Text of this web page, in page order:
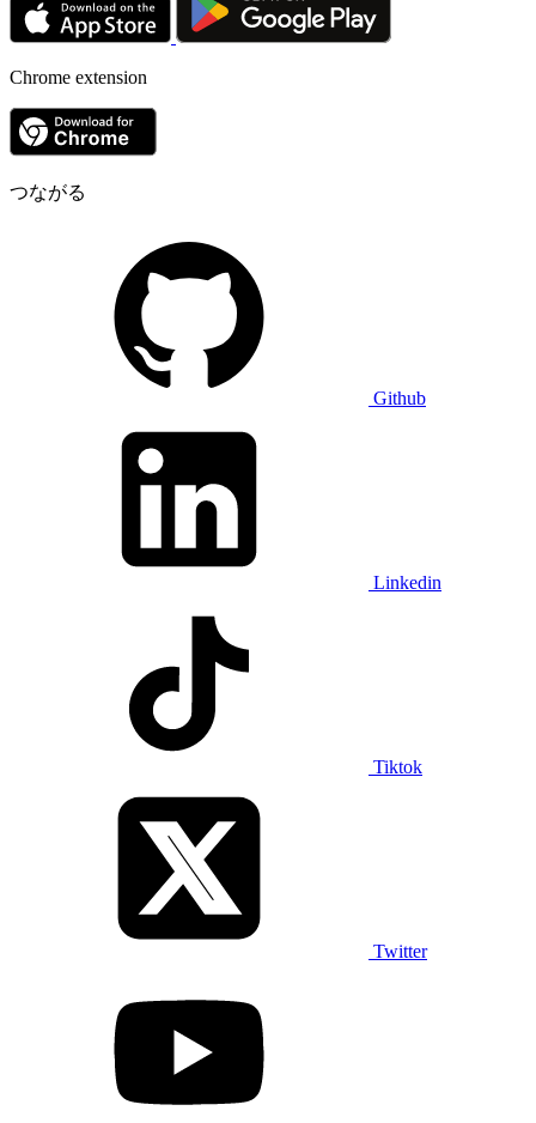
Chrome extension
つながる
Github
Linkedin
Tiktok
Twitter